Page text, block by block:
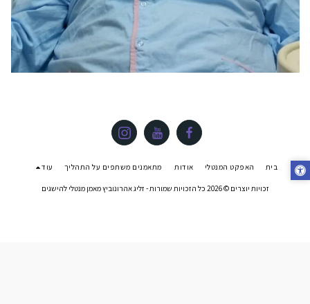
בית האפקט המנטלי אודות מתאמנים משתפים על התהליך עוד
זכויות יוצרים © 2026 כל הזכויות שמורות - זליג אהרונוביץ מאמן מנטלי להישגים